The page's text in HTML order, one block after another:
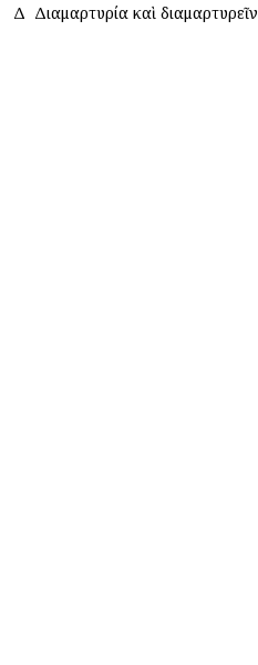
Δ Διαμαρτυρία καὶ διαμαρτυρεῖν